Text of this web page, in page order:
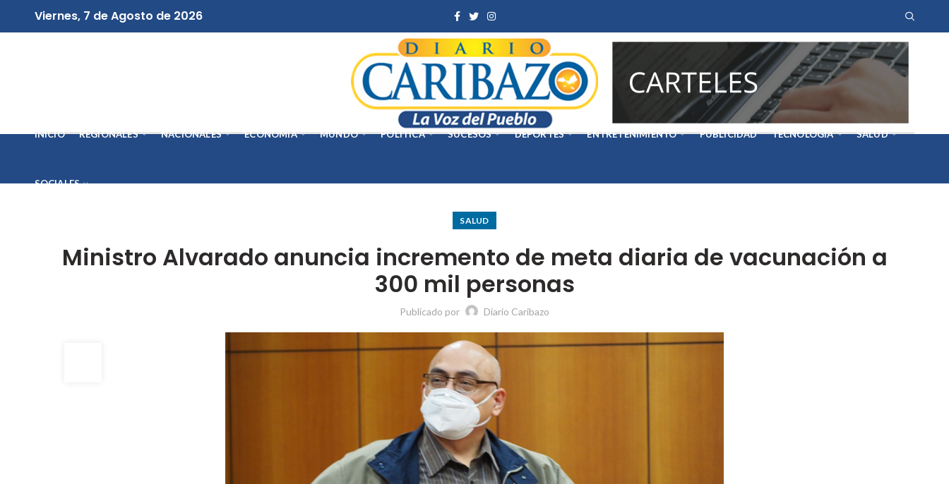
Viernes, 7 de Agosto de 2026
INICIO REGIONALES NACIONALES ECONOMÍA MUNDO POLÍTICA SUCESOS DEPORTES ENTRETENIMIENTO PUBLICIDAD TECNOLOGÍA SALUD
SOCIALES
SALUD
Ministro Alvarado anuncia incremento de meta diaria de vacunación a
300 mil personas
Publicado por Diario Caribazo